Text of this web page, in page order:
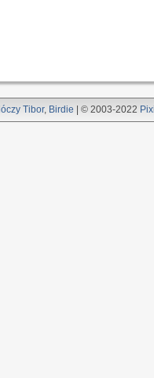
Tibor, Birdie | © 2003-2022